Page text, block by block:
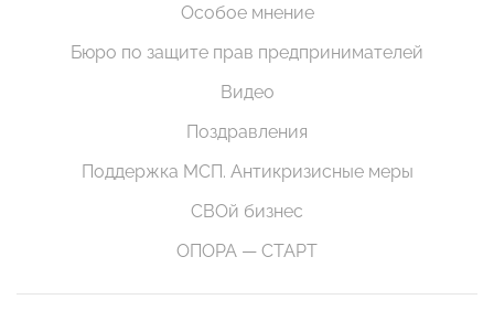
Особое мнение
Бюро по защите прав предпринимателей
Видео
Поздравления
Поддержка МСП. Антикризисные меры
СВОй бизнес
ОПОРА — СТАРТ